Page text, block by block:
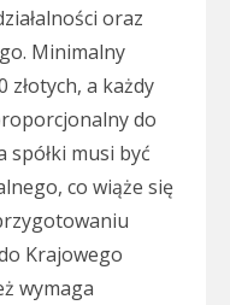
oraz
Minimalny
złotych, a każdy
do
spółki musi być
co wiąże się
Krajowego
wymaga